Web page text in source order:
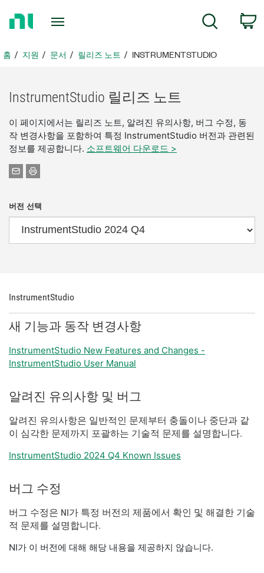
지
홈 지원 문서 릴리즈 노트 INSTRUMENTSTUDIO
InstrumentStudio 릴리즈 노트
이 페이지에서는 릴리즈 노트, 알려진 유의사항, 버그 수정, 동
작 변경사항을 포함하여 특정 InstrumentStudio 버전과 관련된
정보를 제공합니다. 소프트웨어 다운로드 >
버전 선택
InstrumentStudio
새 기능과 동작 변경사항
InstrumentStudio New Features and Changes -
InstrumentStudio User Manual
알려진 유의사항 및 버그
알려진 유의사항은 일반적인 문제부터 충돌이나 중단과 같
이 심각한 문제까지 포괄하는 기술적 문제를 설명합니다.
InstrumentStudio 2024 Q4 Known Issues
버그 수정
버그 수정은 NI가 특정 버전의 제품에서 확인 및 해결한 기술
적 문제를 설명합니다.
NI가 이 버전에 대해 해당 내용을 제공하지 않습니다.